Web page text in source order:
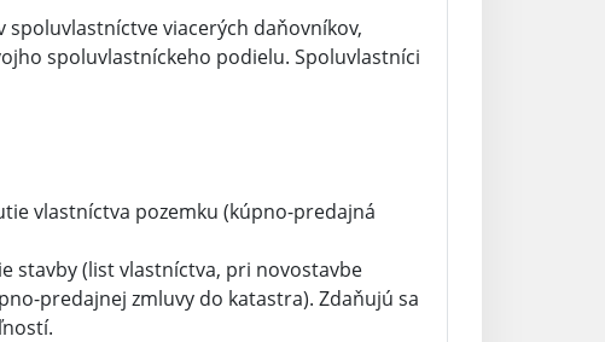
viacerých daňovníkov,
spoluvlastníckeho podielu. Spoluvlastníci
vlastníctva pozemku (kúpno-predajná
stavby (list vlastníctva, pri novostavbe
predajnej zmluvy do katastra). Zdaňujú sa